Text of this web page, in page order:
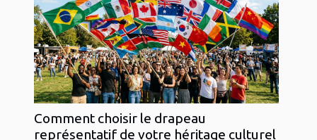
Comment choisir le drapeau
représentatif de votre héritage culturel